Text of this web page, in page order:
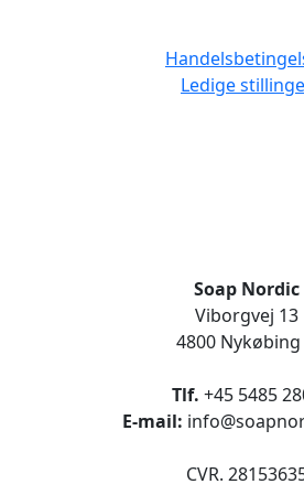
Ledige
Soap Nordic
Viborgvej 13
4800 Nykøbing
Tlf. +45 5485
E-mail:
CVR.